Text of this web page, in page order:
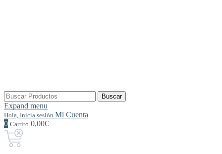
Buscar
por:
Buscar
Expand menu
Hola, Inicia sesión Mi Cuenta
0 Carrito 0,00€